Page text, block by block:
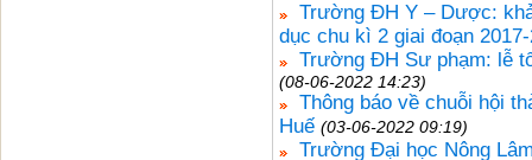
Trường ĐH Y – Dược:
dục chu kì 2 giai đoạn
Trường ĐH Sư phạm: lễ
(08-06-2022 14:23)
Thông báo về chuỗi hội
Huế (03-06-2022 09:19)
Trường Đại học Nông